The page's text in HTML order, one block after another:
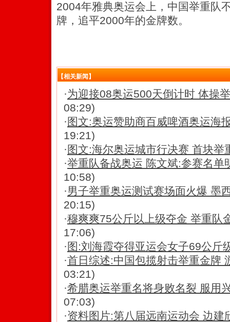
2004年雅典奥运会上，中国举重队
牌，追平2000年的金牌数。
【相关新闻】
·为迎接08奥运500天倒计时 体操
08:29)
· 图文:奥运赞助商百威啤酒奥运海
19:21)
· 图文:海尔奥运城市行决赛 首块举
·举重队备战奥运 陈文斌:参赛名单
10:58)
·男子举重奥运测试赛场面火爆 墨
20:15)
·穆爽爽75公斤以上级夺金 举重队
17:06)
· 图:刘海霞夺得亚运会女子69公斤
·首日综述:中国包揽射击举重金牌
03:21)
·希腊奥运举重名将身败名裂 服用
07:03)
·资料图片:第八届远南运动会 边建